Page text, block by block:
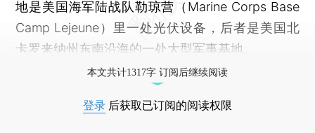
地是美国海军陆战队勒琼营（Marine Corps Base
Camp Lejeune）里一处光伏设备，后者是美国北
卡罗来纳州东南沿海的一处大型军事基地。
本文共计1317字 订阅后继续阅读
登录 后获取已订阅的阅读权限